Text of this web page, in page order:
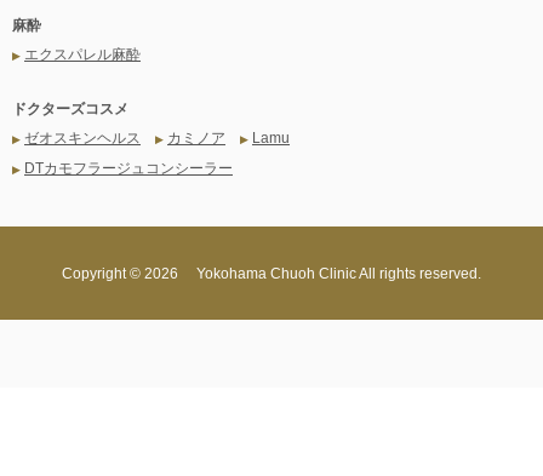
麻酔
▶ エクスパレル麻酔
ドクターズコスメ
▶ ゼオスキンヘルス ▶ カミノア ▶ Lamu
▶ DTカモフラージュコンシーラー
Copyright © 2026 Yokohama Chuoh Clinic All rights reserved.